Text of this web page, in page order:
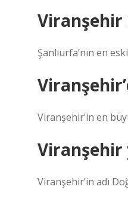
Viranşehir
Şanlıurfa’nın en
Viranşehir’in en
Viranşehir
Viranşehir’in adı